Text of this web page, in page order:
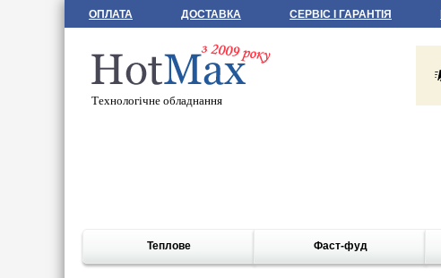
ОПЛАТА ДОСТАВКА СЕРВІС І ГАРАНТІЯ
Технологічне обладнання
Теплове Фаст-фуд